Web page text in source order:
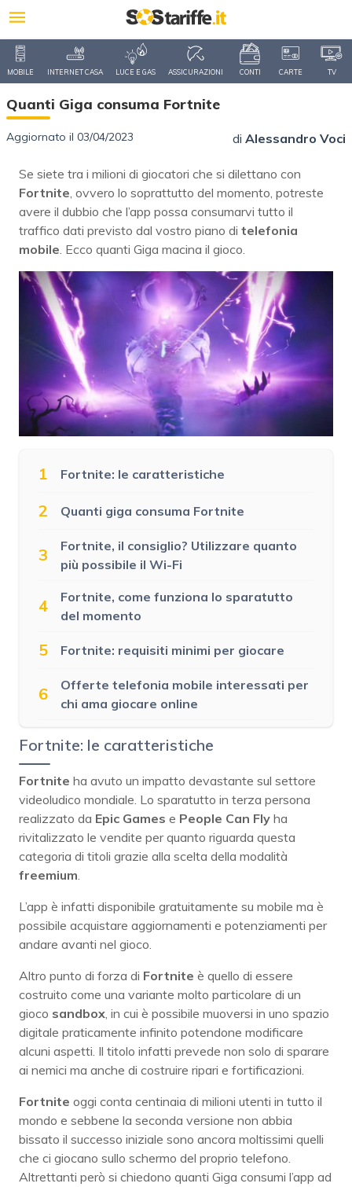
MOBILE INTERNET CASA LUCE E GAS ASSICURAZIONI CONTI CARTE TV
Quanti Giga consuma Fortnite
Aggiornato il 03/04/2023 di Alessandro Voci
Se siete tra i milioni di giocatori che si dilettano con
Fortnite, ovvero lo soprattutto del momento, potreste
avere il dubbio che l’app possa consumarvi tutto il
traffico dati previsto dal vostro piano di telefonia
mobile. Ecco quanti Giga macina il gioco.
1 Fortnite: le caratteristiche
2 Quanti giga consuma Fortnite
3
Fortnite, il consiglio? Utilizzare quanto
più possibile il Wi-Fi
4
Fortnite, come funziona lo sparatutto
del momento
5 Fortnite: requisiti minimi per giocare
6
Offerte telefonia mobile interessati per
chi ama giocare online
Fortnite: le caratteristiche
Fortnite ha avuto un impatto devastante sul settore
videoludico mondiale. Lo sparatutto in terza persona
realizzato da Epic Games e People Can Fly ha
rivitalizzato le vendite per quanto riguarda questa
categoria di titoli grazie alla scelta della modalità
freemium.
L’app è infatti disponibile gratuitamente su mobile ma è
possibile acquistare aggiornamenti e potenziamenti per
andare avanti nel gioco.
Altro punto di forza di Fortnite è quello di essere
costruito come una variante molto particolare di un
gioco sandbox, in cui è possibile muoversi in uno spazio
digitale praticamente infinito potendone modificare
alcuni aspetti. Il titolo infatti prevede non solo di sparare
ai nemici ma anche di costruire ripari e fortificazioni.
Fortnite oggi conta centinaia di milioni utenti in tutto il
mondo e sebbene la seconda versione non abbia
bissato il successo iniziale sono ancora moltissimi quelli
che ci giocano sullo schermo del proprio telefono.
Altrettanti però si chiedono quanti Giga consumi l’app ad